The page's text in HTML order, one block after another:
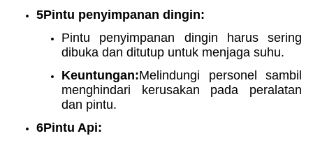
5Pintu penyimpanan dingin:
Pintu penyimpanan dingin harus sering
dibuka dan ditutup untuk menjaga suhu.
Keuntungan:Melindungi personel sambil
menghindari kerusakan pada peralatan
dan pintu.
6Pintu Api: